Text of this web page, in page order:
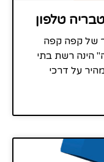
טלפון
של קפה קפה
הינה רשת בתי
על דרכי